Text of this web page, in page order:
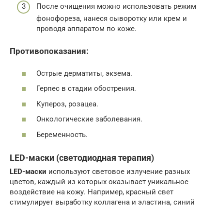
После очищения можно использовать режим
фонофореза, нанеся сыворотку или крем и
проводя аппаратом по коже.
Противопоказания:
Острые дерматиты, экзема.
Герпес в стадии обострения.
Купероз, розацеа.
Онкологические заболевания.
Беременность.
LED-маски (светодиодная терапия)
LED-маски используют световое излучение разных
цветов, каждый из которых оказывает уникальное
воздействие на кожу. Например, красный свет
стимулирует выработку коллагена и эластина, синий